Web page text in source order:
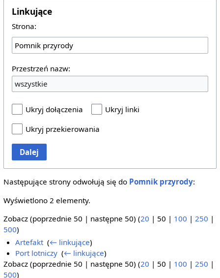
Linkujące
Strona:
Przestrzeń nazw:
wszystkie
Ukryj dołączenia
Ukryj linki
Ukryj przekierowania
Dalej
Następujące strony odwołują się do Pomnik przyrody:
Wyświetlono 2 elementy.
Zobacz (poprzednie 50 | następne 50) (20 | 50 | 100 | 250 |
500)
Artefakt‎(← linkujące)
Port lotniczy ‎(← linkujące)
Zobacz (poprzednie 50 | następne 50) (20 | 50 | 100 | 250 |
500)